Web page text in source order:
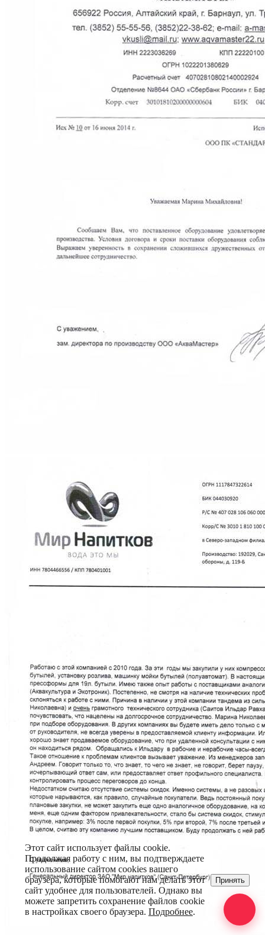
Этот сайт использует файлы cookie.
Продолжая работу с ним, вы подтверждаете
использование сайтом cookies вашего
браузера, которые помогают нам делать этот
сайт удобнее для пользователей. Однако вы
можете запретить сохранение файлов cookie
в настройках своего браузера. Подробнее.
Принять